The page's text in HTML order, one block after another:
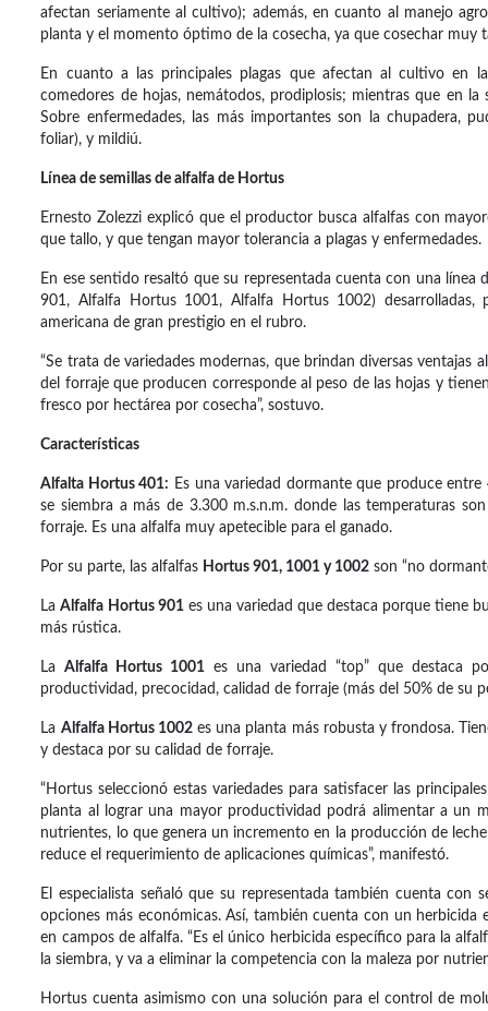
afectan seriamente al cultivo); además, en cuanto al manejo
planta y el momento óptimo de la cosecha, ya que cosechar muy
En cuanto a las principales plagas que afectan al cultivo en
comedores de hojas, nemátodos, prodiplosis; mientras que en
Sobre enfermedades, las más importantes son la chupadera,
foliar), y mildiú.
Línea de semillas de alfalfa de Hortus
Ernesto Zolezzi explicó que el productor busca alfalfas con
que tallo, y que tengan mayor tolerancia a plagas y enfermedades.
En ese sentido resaltó que su representada cuenta con una
901, Alfalfa Hortus 1001, Alfalfa Hortus 1002) desarrolladas,
americana de gran prestigio en el rubro.
“Se trata de variedades modernas, que brindan diversas
del forraje que producen corresponde al peso de las hojas y
fresco por hectárea por cosecha”, sostuvo.
Características
Alfalta Hortus 401: Es una variedad dormante que produce
se siembra a más de 3.300 m.s.n.m. donde las temperaturas
forraje. Es una alfalfa muy apetecible para el ganado.
Por su parte, las alfalfas Hortus 901, 1001 y 1002 son “no
LaAlfalfa Hortus 901es una variedad que destaca porque tiene
más rústica.
LaAlfalfa Hortus 1001 es una variedad “top” que destaca
productividad, precocidad, calidad de forraje (más del 50% de su
La Alfalfa Hortus 1002es una planta más robusta y frondosa.
y destaca por su calidad de forraje.
“Hortus seleccionó estas variedades para satisfacer las
planta al lograr una mayor productividad podrá alimentar a un
nutrientes, lo que genera un incremento en la producción de
reduce el requerimiento de aplicaciones químicas”, manifestó.
El especialista señaló que su representada también cuenta con
opciones más económicas. Así, también cuenta con un herbicida
en campos de alfalfa. “Es el único herbicida específico para la
la siembra, y va a eliminar la competencia con la maleza por
Hortus cuenta asimismo con una solución para el control de